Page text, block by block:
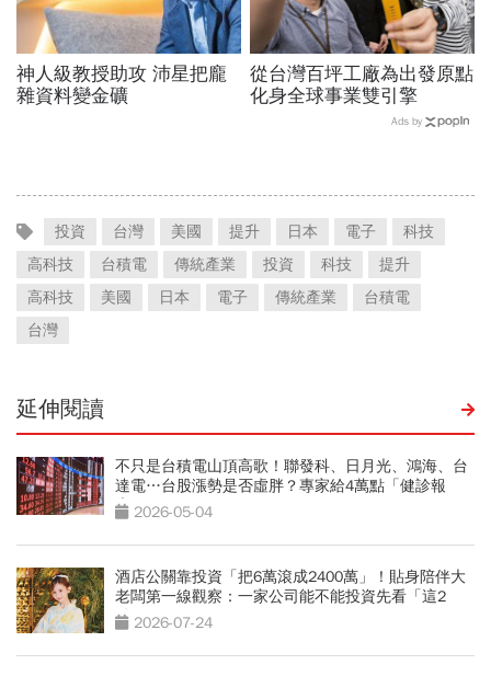
神人級教授助攻 沛星把龐
雜資料變金礦
從台灣百坪工廠為出發原點
化身全球事業雙引擎
Ads by
投資 台灣 美國 提升 日本 電子
科技
高科技
台積電 傳統產業 投資 科技
提升
高科技
美國 日本 電子 傳統產業
台積電
台灣
延伸閱讀
不只是台積電山頂高歌！聯發科、日月光、鴻海、台
達電…台股漲勢是否虛胖？專家給4萬點「健診報
告」2026-05-04
酒店公關靠投資「把6萬滾成2400萬」！貼身陪伴大
老闆第一線觀察：一家公司能不能投資先看「這2
點」2026-07-24